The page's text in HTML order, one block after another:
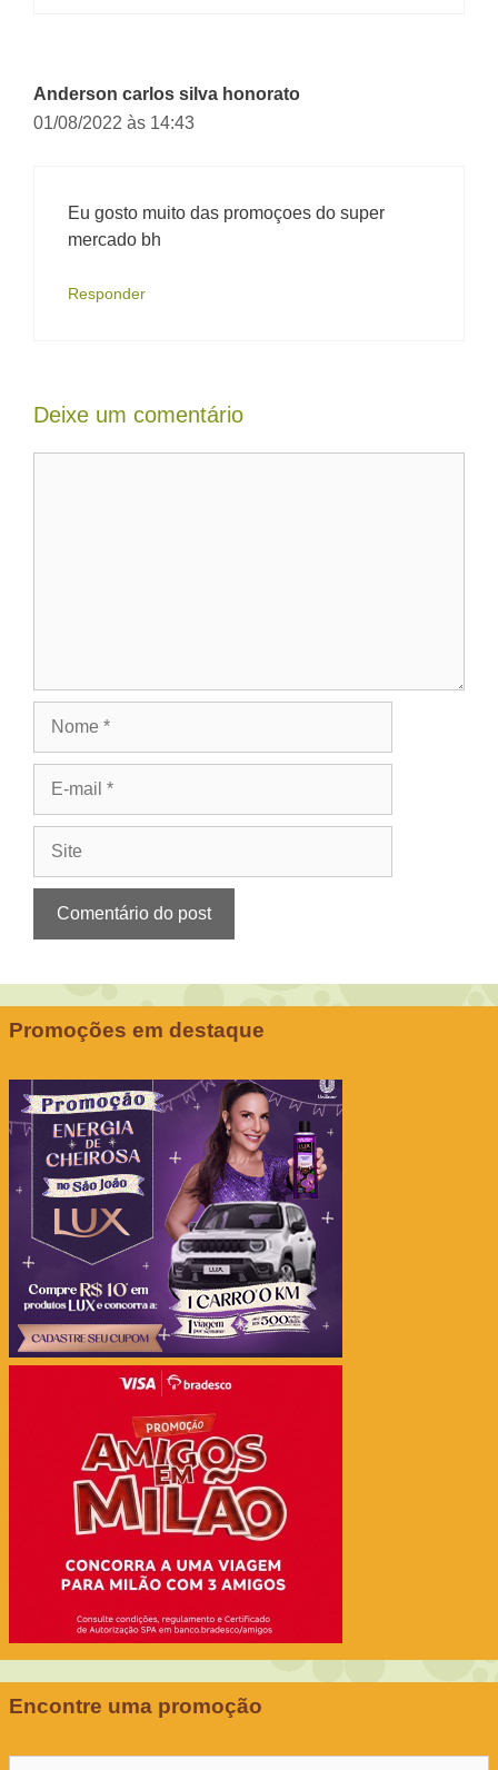
Anderson carlos silva honorato
01/08/2022 às 14:43
Eu gosto muito das promoçoes do super
mercado bh
Responder
Deixe um comentário
Promoções em destaque
Encontre uma promoção